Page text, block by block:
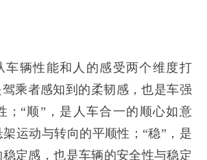
车辆性能和人的感受两个维度打
乘者感知到的柔韧感，也是车强
；“顺”，是人车合一的顺心如意
运动与转向的平顺性；“稳”，是
定感，也是车辆的安全性与稳定